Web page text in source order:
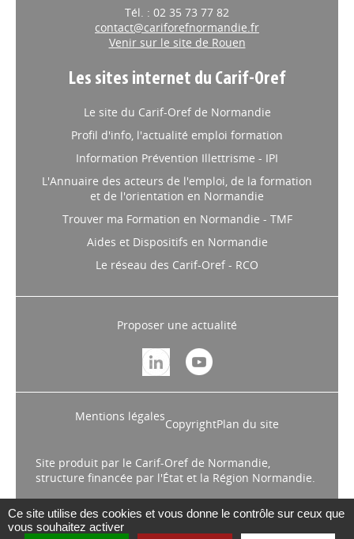
Tél. : 02 35 73 77 82
contact@cariforefnormandie.fr
Venir sur le site de Rouen
Les sites internet du Carif-Oref
Le site du Carif-Oref de Normandie
Profil d'info, l'actualité emploi formation
Information Prévention Illettrisme - IPI
L'Annuaire des acteurs de l'emploi, de la formation
et de l'orientation en Normandie
Trouver ma Formation en Normandie - TMF
Aides et Dispositifs en Normandie
Le réseau des Carif-Oref - RCO
Proposer une actualité
Mentions légales
CopyrightPlan du site
Site produit par le Carif-Oref de Normandie,
structure financée par l'État et la Région Normandie.
Ce site utilise des cookies et vous donne le contrôle sur ceux que
vous souhaitez activer